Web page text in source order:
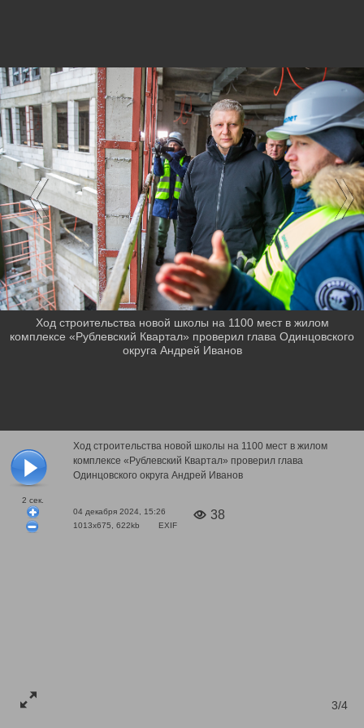
2 сек.
Ход строительства новой школы на 1100 мест в жилом
комплексе «Рублевский Квартал» проверил глава
Одинцовского округа Андрей Иванов
04 декабря 2024, 15:26
1013x675, 622kb
EXIF
38
3/4
Ход строительства новой школы на 1100 мест в жилом
комплексе «Рублевский Квартал» проверил глава Одинцовского
округа Андрей Иванов